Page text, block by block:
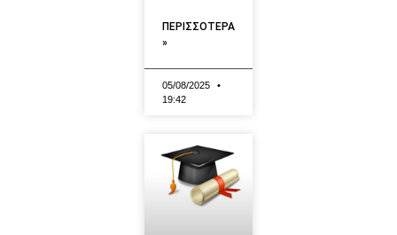
ΠΕΡΙΣΣΟΤΕΡΑ
»
05/08/2025
19:42